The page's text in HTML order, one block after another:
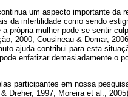
um aspecto importante da
da infertilidade como sendo
própria mulher pode se sentir
2000; Cousineau & Domar,
ajuda contribui para esta
enfatizar demasiadamente o
participantes em nossa
Dreher, 1997; Moreira et al.,